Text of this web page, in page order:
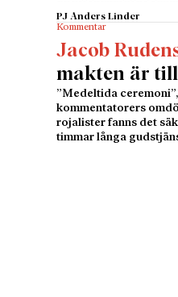
PJ Anders Linder
Kommentar
Jacob
makten är
”Medeltida
kommentatorers
rojalister fanns det
timmar långa